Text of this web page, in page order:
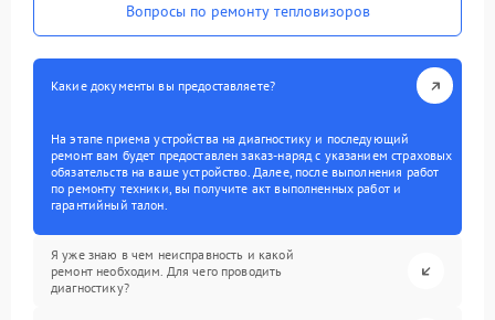
Вопросы по ремонту тепловизоров
Какие документы вы предоставляете?
На этапе приема устройства на диагностику и последующий
ремонт вам будет предоставлен заказ-наряд с указанием страховых
обязательств на ваше устройство. Далее, после выполнения работ
по ремонту техники, вы получите акт выполненных работ и
гарантийный талон.
Я уже знаю в чем неисправность и какой
ремонт необходим. Для чего проводить
диагностику?